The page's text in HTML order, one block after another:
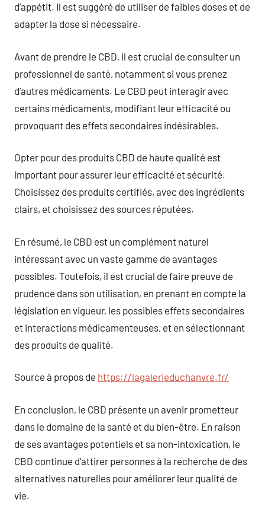
d’appétit. Il est suggéré de utiliser de faibles doses et de
adapter la dose si nécessaire.
Avant de prendre le CBD, il est crucial de consulter un
professionnel de santé, notamment si vous prenez
d’autres médicaments. Le CBD peut interagir avec
certains médicaments, modifiant leur efficacité ou
provoquant des effets secondaires indésirables.
Opter pour des produits CBD de haute qualité est
important pour assurer leur efficacité et sécurité.
Choisissez des produits certifiés, avec des ingrédients
clairs, et choisissez des sources réputées.
En résumé, le CBD est un complément naturel
intéressant avec un vaste gamme de avantages
possibles. Toutefois, il est crucial de faire preuve de
prudence dans son utilisation, en prenant en compte la
législation en vigueur, les possibles effets secondaires
et interactions médicamenteuses, et en sélectionnant
des produits de qualité.
Source à propos de https://lagalerieduchanvre.fr/
En conclusion, le CBD présente un avenir prometteur
dans le domaine de la santé et du bien-être. En raison
de ses avantages potentiels et sa non-intoxication, le
CBD continue d’attirer personnes à la recherche de des
alternatives naturelles pour améliorer leur qualité de
vie.